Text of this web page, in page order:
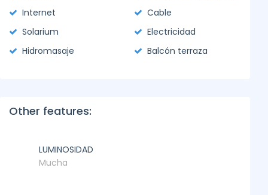
Internet
Cable
Solarium
Electricidad
Hidromasaje
Balcón terraza
Other features:
LUMINOSIDAD
Mucha